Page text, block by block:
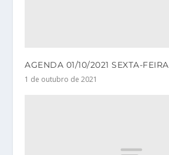
AGENDA 01/10/2021 SEXTA-FEIRA
1 de outubro de 2021